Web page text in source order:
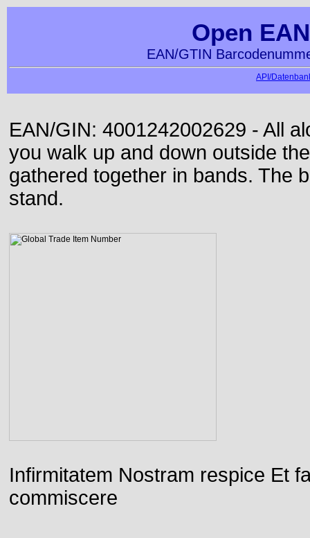
Open
EAN/GTIN
API/
EAN/GIN: 4001242002629 - All
you walk up and down outside
gathered together in bands. The
stand.
Infirmitatem Nostram respice Et
commiscere